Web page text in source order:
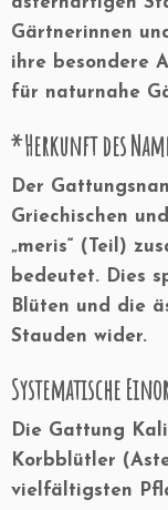
Gärtnerinnen
ihre besondere
für naturnahe
*Herkunft des
Der
Griechischen
„meris“ (Teil)
bedeutet. Dies
Blüten und die
Stauden wider.
Systematische
Die Gattung
Korbblütler
vielfältigsten